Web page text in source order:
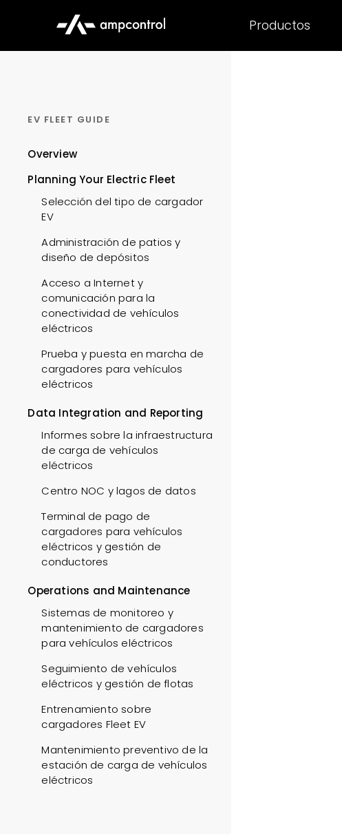
Productos
EV FLEET GUIDE
Overview
Planning Your Electric Fleet
Selección del tipo de cargador
EV
Administración de patios y
diseño de depósitos
Acceso a Internet y
comunicación para la
conectividad de vehículos
eléctricos
Prueba y puesta en marcha de
cargadores para vehículos
eléctricos
Data Integration and Reporting
Informes sobre la infraestructura
de carga de vehículos
eléctricos
Centro NOC y lagos de datos
Terminal de pago de
cargadores para vehículos
eléctricos y gestión de
conductores
Operations and Maintenance
Sistemas de monitoreo y
mantenimiento de cargadores
para vehículos eléctricos
Seguimiento de vehículos
eléctricos y gestión de flotas
Entrenamiento sobre
cargadores Fleet EV
Mantenimiento preventivo de la
estación de carga de vehículos
eléctricos